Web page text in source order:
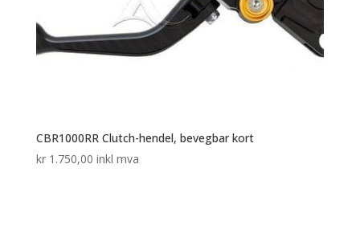
CBR1000RR Clutch-hendel, bevegbar kort
kr1.750,00 inkl mva